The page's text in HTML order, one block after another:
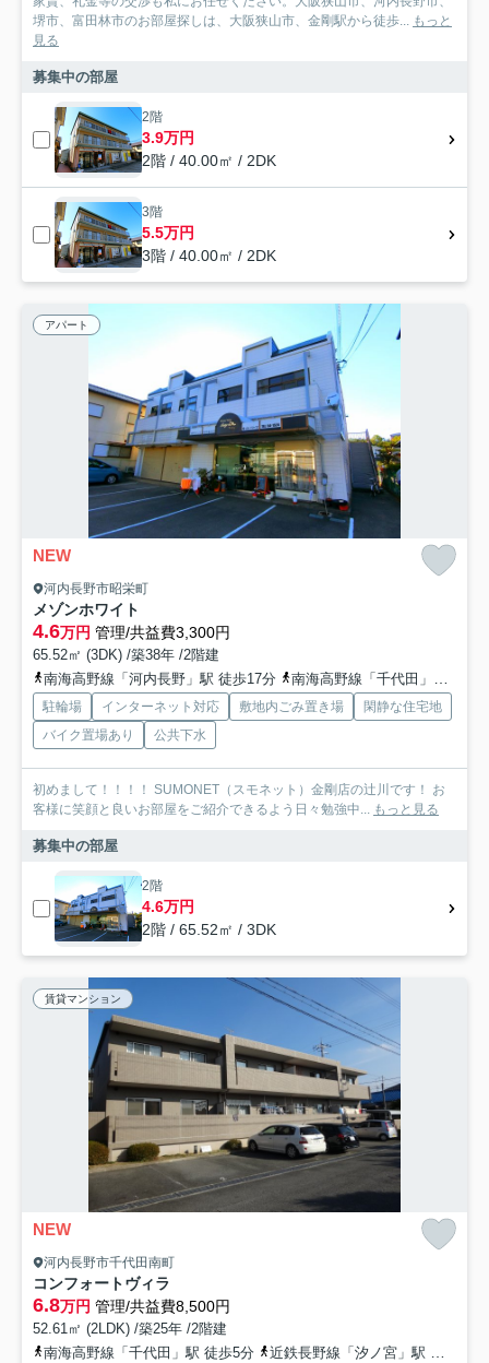
堺市、富田林市のお部屋探しは、大阪狭山市、金剛駅から徒歩... もっと
見る
募集中の部屋
2階
3.9万円
2階 / 40.00㎡ / 2DK
3階
5.5万円
3階 / 40.00㎡ / 2DK
アパート
NEW
河内長野市昭栄町
メゾンホワイト
4.6万円 管理/共益費3,300円
65.52㎡ (3DK) /築38年 /2階建
南海高野線「河内長野」駅 徒歩17分
南海高野線「千代田」駅
駐輪場 インターネット対応 敷地内ごみ置き場
閑静な住宅地
バイク置場あり
公共下水
初めまして！！！！ SUMONET（スモネット）金剛店の辻川です！ お
客様に笑顔と良いお部屋をご紹介できるよう日々勉強中... もっと見る
募集中の部屋
2階
4.6万円
2階 / 65.52㎡ / 3DK
賃貸マンション
NEW
河内長野市千代田南町
コンフォートヴィラ
6.8万円 管理/共益費8,500円
52.61㎡ (2LDK) /築25年 /2階建
南海高野線「千代田」駅 徒歩5分
近鉄長野線「汐ノ宮」駅 徒歩17分